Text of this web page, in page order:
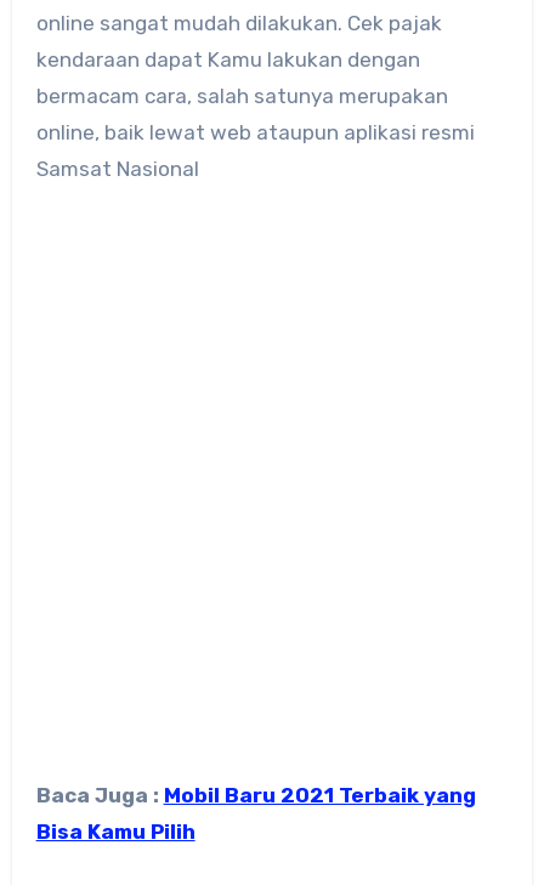
online sangat mudah dilakukan. Cek pajak
kendaraan dapat Kamu lakukan dengan
bermacam cara, salah satunya merupakan
online, baik lewat web ataupun aplikasi resmi
Samsat Nasional
Baca Juga : Mobil Baru 2021 Terbaik yang
Bisa Kamu Pilih